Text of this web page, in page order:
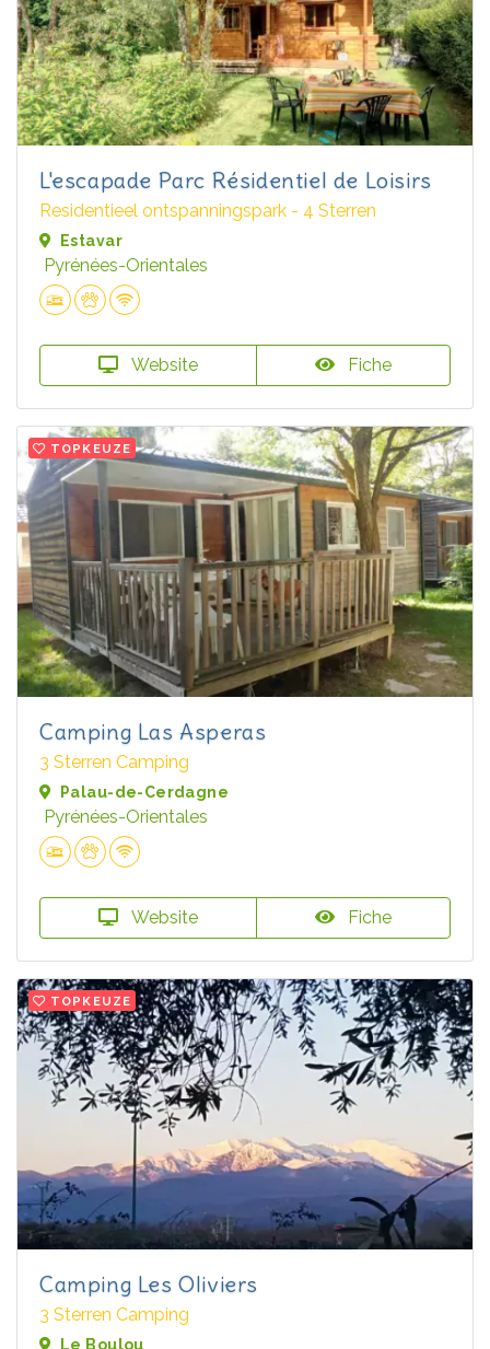
L'escapade Parc Résidentiel de Loisirs
Residentieel ontspanningspark - 4 Sterren
Estavar
Pyrénées-Orientales
Website Fiche
TOPKEUZE
Camping Las Asperas
3 Sterren Camping
Palau-de-Cerdagne
Pyrénées-Orientales
Website Fiche
TOPKEUZE
Camping Les Oliviers
3 Sterren Camping
Le Boulou